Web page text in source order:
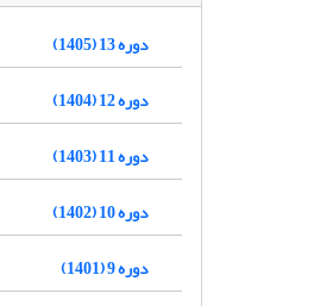
دوره 13 (1405)
دوره 12 (1404)
دوره 11 (1403)
دوره 10 (1402)
دوره 9 (1401)